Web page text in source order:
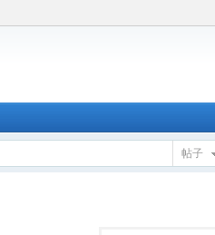
帖子